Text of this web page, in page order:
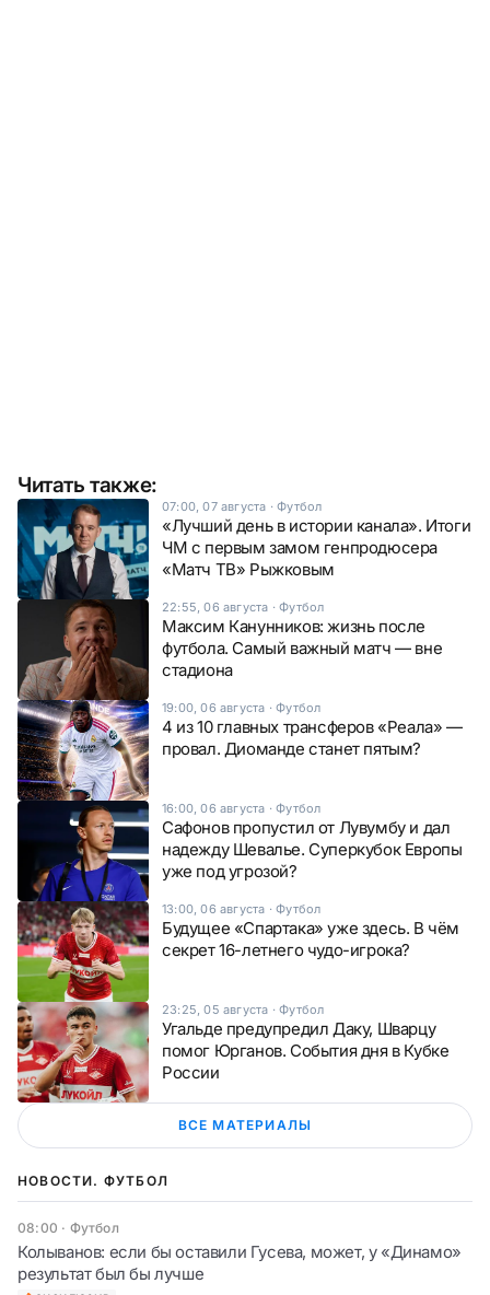
Читать также:
07:00, 07 августа ·Футбол
«Лучший день в истории канала». Итоги
ЧМ с первым замом генпродюсера
«Матч ТВ» Рыжковым
22:55, 06 августа ·Футбол
Максим Канунников: жизнь после
футбола. Самый важный матч — вне
стадиона
19:00, 06 августа ·Футбол
4 из 10 главных трансферов «Реала» —
провал. Диоманде станет пятым?
16:00, 06 августа ·Футбол
Сафонов пропустил от Лувумбу и дал
надежду Шевалье. Суперкубок Европы
уже под угрозой?
13:00, 06 августа ·Футбол
Будущее «Спартака» уже здесь. В чём
секрет 16-летнего чудо-игрока?
23:25, 05 августа ·Футбол
Угальде предупредил Даку, Шварцу
помог Юрганов. События дня в Кубке
России
ВСЕ МАТЕРИАЛЫ
НОВОСТИ. ФУТБОЛ
08:00 · Футбол
Колыванов: если бы оставили Гусева, может, у «Динамо»
результат был бы лучше